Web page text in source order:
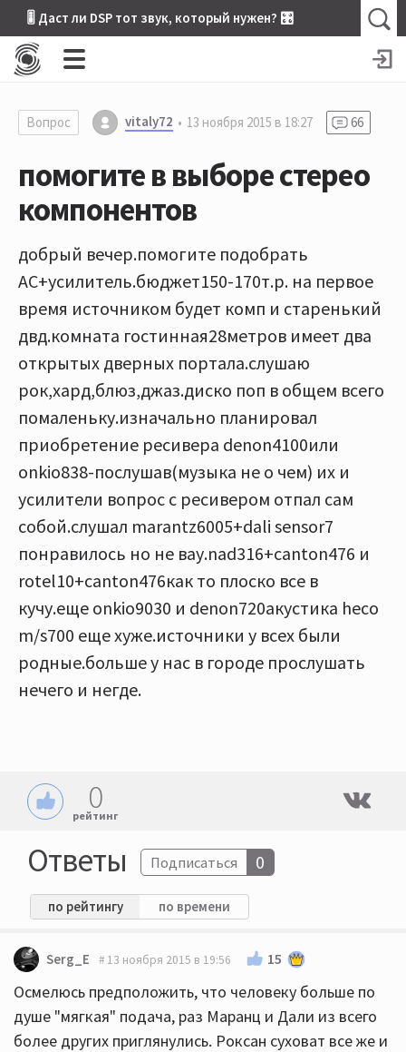
🎚 Даст ли DSP тот звук, который нужен? 🎛
Вопрос vitaly72 13 ноября 2015 в 18:27 66
помогите в выборе стерео
компонентов
добрый вечер.помогите подобрать
АС+усилитель.бюджет150-170т.р. на первое
время источником будет комп и старенький
двд.комната гостинная28метров имеет два
открытых дверных портала.слушаю
рок,хард,блюз,джаз.диско поп в общем всего
помаленьку.изначально планировал
приобретение ресивера denon4100или
onkio838-послушав(музыка не о чем) их и
усилители вопрос с ресивером отпал сам
собой.слушал marantz6005+dali sensor7
понравилось но не вау.nad316+canton476 и
rotel10+canton476как то плоско все в
кучу.еще onkio9030 и denon720акустика heco
m/s700 еще хуже.источники у всех были
родные.больше у нас в городе прослушать
нечего и негде.
0
рейтинг
Ответы Подписаться 0
по рейтингу по времени
Serg_E 13 ноября 2015 в 19:56 15
Осмелюсь предположить, что человеку больше по
душе "мягкая" подача, раз Маранц и Дали из всего
более других приглянулись. Роксан суховат все же и